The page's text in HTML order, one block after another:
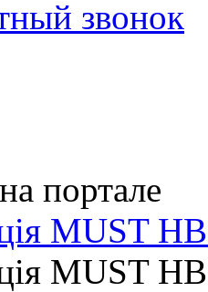
звонок
на портале
MUST
MUST